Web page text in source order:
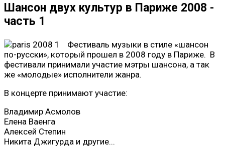
Шансон двух культур в Париже 2008 -
часть 1
Фестиваль музыки в стиле «шансон
по-русски», который прошел в 2008 году в Париже. В
фестивали принимали участие мэтры шансона, а так
же «молодые» исполнители жанра.
В концерте принимают участие:
Владимир Асмолов
Елена Ваенга
Алексей Степин
Никита Джигурда и другие...